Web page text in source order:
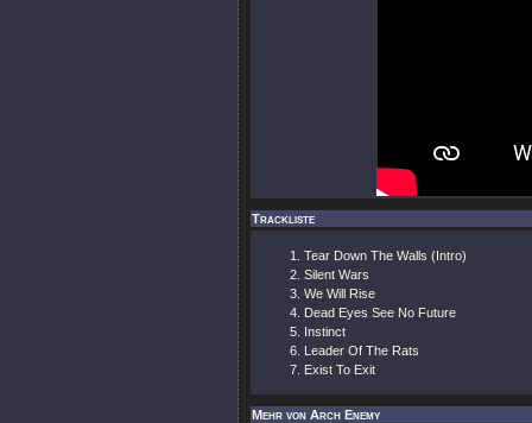
Trackliste
Tear Down The Walls (Intro)
Silent Wars
We Will Rise
Dead Eyes See No Future
Instinct
Leader Of The Rats
Exist To Exit
Mehr von Arch Enemy